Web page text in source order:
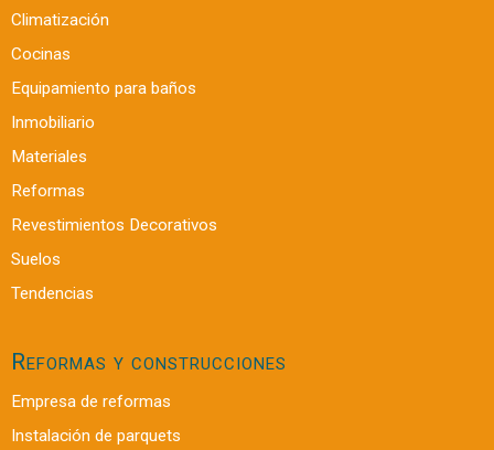
Climatización
Cocinas
Equipamiento para baños
Inmobiliario
Materiales
Reformas
Revestimientos Decorativos
Suelos
Tendencias
Reformas y construcciones
Empresa de reformas
Instalación de parquets